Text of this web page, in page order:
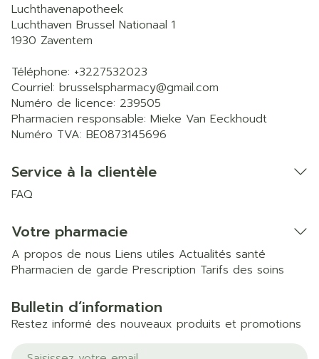
Luchthavenapotheek
Luchthaven Brussel Nationaal 1
1930 Zaventem
Téléphone: +3227532023
Courriel: brusselspharmacy@gmail.com
Numéro de licence: 239505
Pharmacien responsable: Mieke Van Eeckhoudt
Numéro TVA: BE0873145696
Service à la clientèle
FAQ
Votre pharmacie
A propos de nous Liens utiles Actualités santé
Pharmacien de garde Prescription Tarifs des soins
Bulletin d’information
Restez informé des nouveaux produits et promotions
Adresse mail